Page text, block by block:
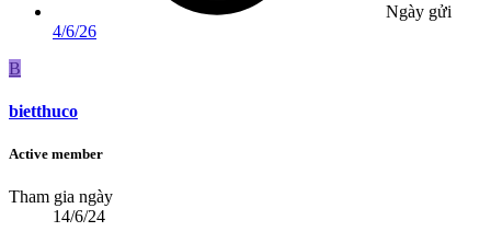
Ngày gửi
4/6/26
B
bietthuco
Active member
Tham gia ngày
14/6/24